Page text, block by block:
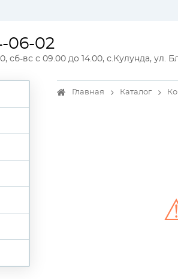
06-02
сб-вс с 09.00 до 14.00, с.Кулунда, ул.
Главная Каталог